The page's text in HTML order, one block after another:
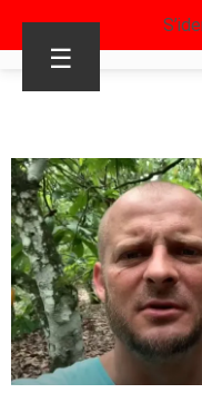
☰